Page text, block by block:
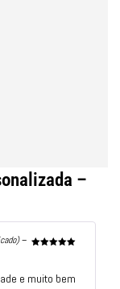
–
–
e muito bem